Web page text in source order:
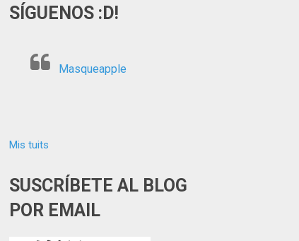
SÍGUENOS :D!
Masqueapple
Mis tuits
SUSCRÍBETE AL BLOG
POR EMAIL